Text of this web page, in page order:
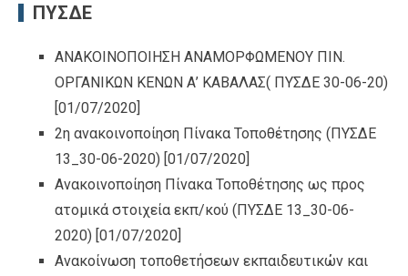
ΠΥΣΔΕ
ΑΝΑΚΟΙΝΟΠΟΙΗΣΗ ΑΝΑΜΟΡΦΩΜΕΝΟΥ ΠΙΝ.
ΟΡΓΑΝΙΚΩΝ ΚΕΝΩΝ Α’ ΚΑΒΑΛΑΣ( ΠΥΣΔΕ 30-06-20)
[01/07/2020]
2η ανακοινοποίηση Πίνακα Τοποθέτησης (ΠΥΣΔΕ
13_30-06-2020) [01/07/2020]
Ανακοινοποίηση Πίνακα Τοποθέτησης ως προς
ατομικά στοιχεία εκπ/κού (ΠΥΣΔΕ 13_30-06-
2020) [01/07/2020]
Ανακοίνωση τοποθετήσεων εκπαιδευτικών και